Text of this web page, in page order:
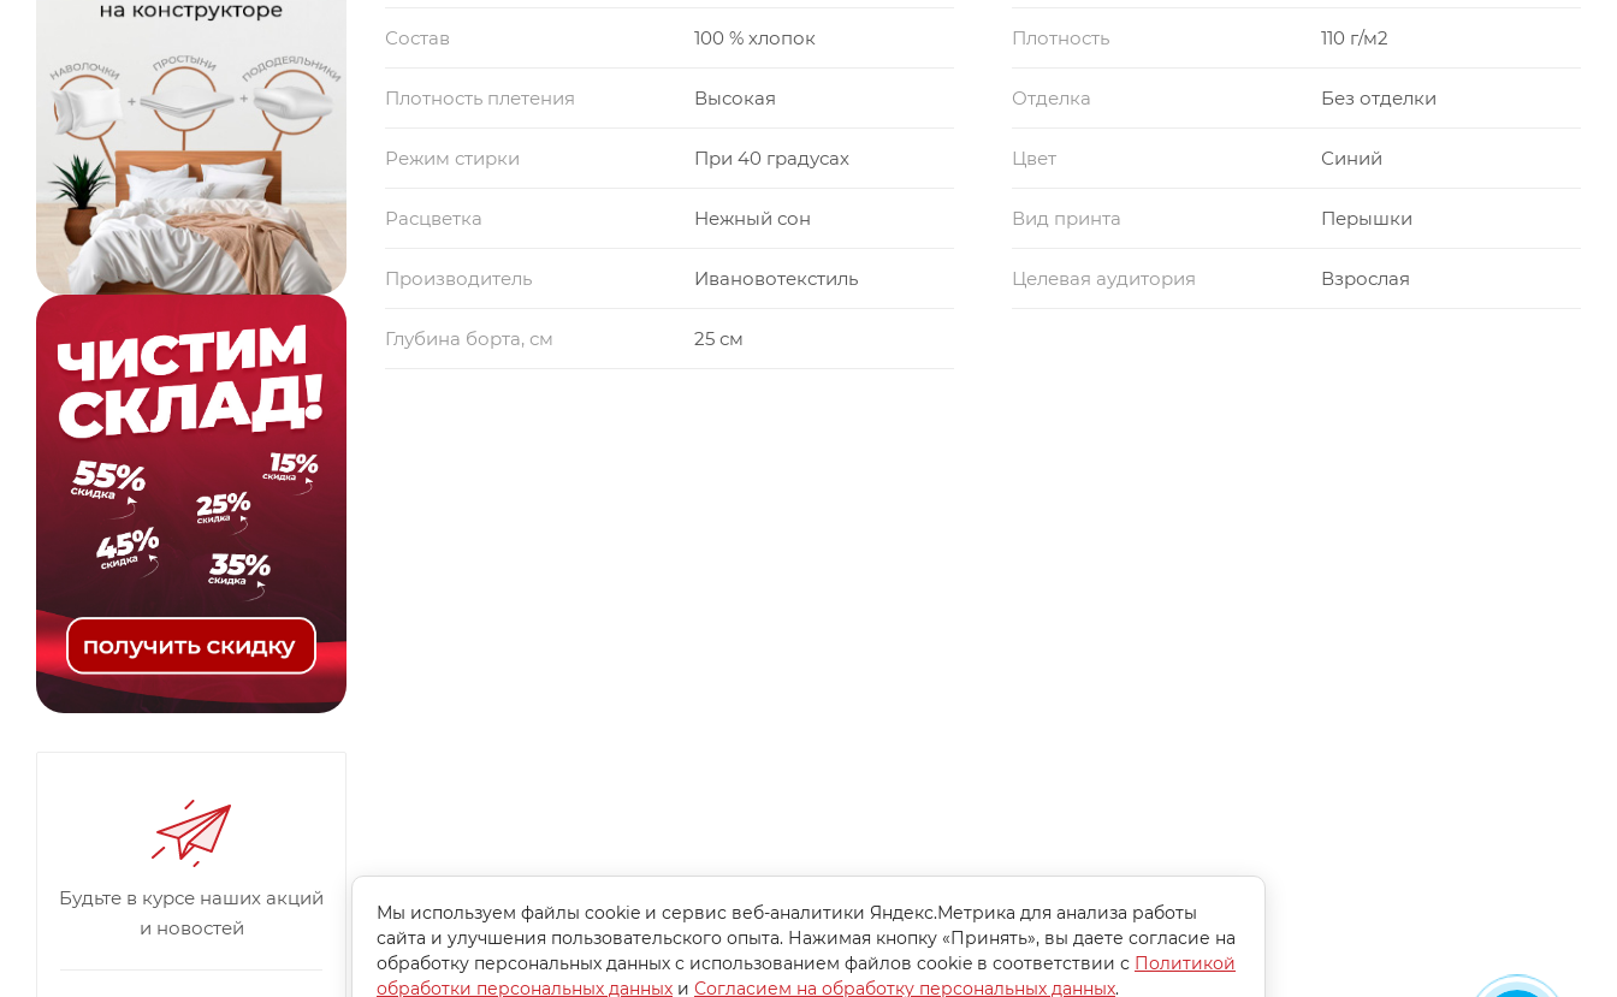
Состав 100 % хлопок Плотность 110 г/м2
Плотность плетения Высокая Отделка Без отделки
Режим стирки При 40 градусах Цвет Синий
Расцветка Нежный сон Вид принта Перышки
Производитель Ивановотекстиль Целевая аудитория Взрослая
Глубина борта, см 25 см
Будьте в курсе наших акций
и новостей
Мы используем файлы cookie и сервис веб-аналитики Яндекс.Метрика для анализа работы
сайта и улучшения пользовательского опыта. Нажимая кнопку «Принять», вы даете согласие на
обработку персональных данных с использованием файлов cookie в соответствии с Политикой
обработки персональных данных и Согласием на обработку персональных данных.